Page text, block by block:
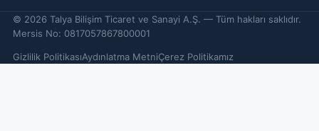
© 2026 Talya Bilişim Ticaret ve Sanayi A.Ş. — Tüm hakları saklıdır.
Mersis No: 0817057867800001
Gizlilik PolitikasıAydınlatma MetniÇerez Politikamız